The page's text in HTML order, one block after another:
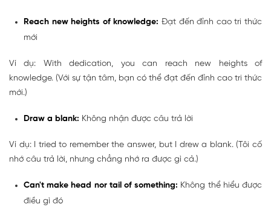
Reach new heights of knowledge: Đạt đến đỉnh cao tri thức
mới
Ví dụ: With dedication, you can reach new heights of
knowledge. (Với sự tận tâm, bạn có thể đạt đến đỉnh cao tri thức
mới.)
Draw a blank: Không nhận được câu trả lời
Ví dụ: I tried to remember the answer, but I drew a blank. (Tôi cố
nhớ câu trả lời, nhưng chẳng nhớ ra được gì cả.)
Can't make head nor tail of something: Không thể hiểu được
điều gì đó